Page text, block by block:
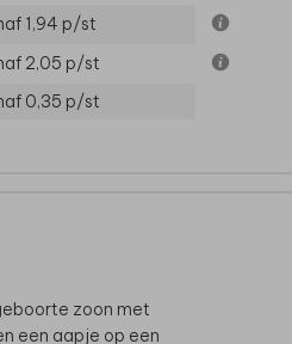
1,94 p/st
2,05 p/st
0,35 p/st
zoon met
een aapje op een